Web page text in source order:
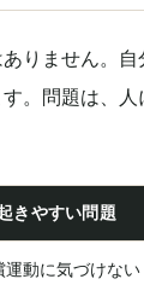
りません。
。問題は、
きやすい問題
運動に気づけない